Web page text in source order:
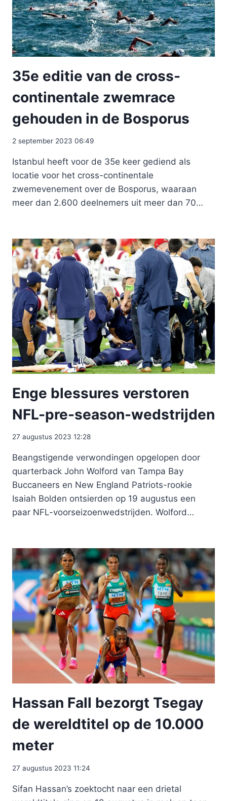
35e editie van de cross-
continentale zwemrace
gehouden in de Bosporus
2 september 2023 06:49
Istanbul heeft voor de 35e keer gediend als
locatie voor het cross-continentale
zwemevenement over de Bosporus, waaraan
meer dan 2.600 deelnemers uit meer dan 70…
Enge blessures verstoren
NFL-pre-season-wedstrijden
27 augustus 2023 12:28
Beangstigende verwondingen opgelopen door
quarterback John Wolford van Tampa Bay
Buccaneers en New England Patriots-rookie
Isaiah Bolden ontsierden op 19 augustus een
paar NFL-voorseizoenwedstrijden. Wolford…
Hassan Fall bezorgt Tsegay
de wereldtitel op de 10.000
meter
27 augustus 2023 11:24
Sifan Hassan’s zoektocht naar een drietal